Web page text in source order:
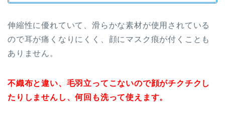
伸縮性に優れていて、滑らかな素材が使用されている
ので耳が痛くなりにくく、顔にマスク痕が付くことも
ありません。
不織布と違い、毛羽立ってこないので顔がチクチクし
たりしませんし、何回も洗って使えます。